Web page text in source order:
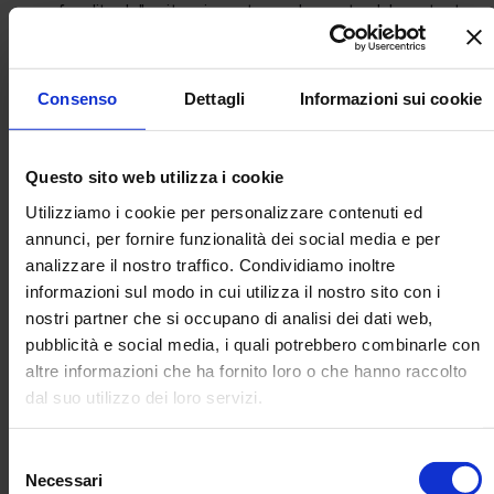
Consenso Dettagli Informazioni sui cookie
Questo sito web utilizza i cookie
Utilizziamo i cookie per personalizzare contenuti ed
annunci, per fornire funzionalità dei social media e per
analizzare il nostro traffico. Condividiamo inoltre
informazioni sul modo in cui utilizza il nostro sito con i
nostri partner che si occupano di analisi dei dati web,
pubblicità e social media, i quali potrebbero combinarle con
altre informazioni che ha fornito loro o che hanno raccolto
dal suo utilizzo dei loro servizi.
delNecessari
approfondita della situazione, tenendo conto del contesto
sociale e delle opportunità e minacce presenti sul mercato.
Questo ci permette di formulare una valutazione precisa
Pianificazione dei tempi e dei costi
Dopo aver compreso la situazione, la nostra azienda
pianifica i tempi e i costi per la risoluzione della crisi. Questo
include un'analisi dettagliata dei costi per la gestione degli
ammortizzatori sociali come la Cassa Integrazione Guadagni
(CIG), la Cassa Integrazione Straordinaria (CIGS), la
Solidarietà e altri aiuti governativi.
Supporto specialistico e Attivazione
ammortizzatori
La nostra azienda fornisce una consulenza e un supporto
l'assistenza nella gestione dei rapporti con le organizzazioni